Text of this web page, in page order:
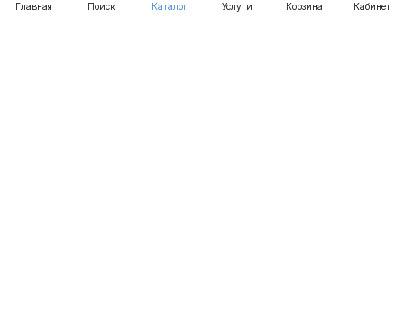
Главная Поиск Каталог Услуги Корзина Кабинет